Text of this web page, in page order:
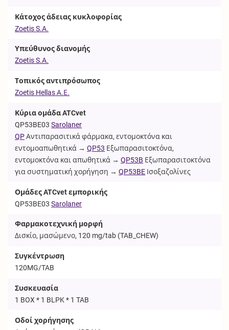
Κάτοχος άδειας κυκλοφορίας
Zoetis S.A.
Υπεύθυνος διανομής
Zoetis S.A.
Τοπικός αντιπρόσωπος
Zoetis Hellas Α.Ε.
Κύρια ομάδα ATCvet
QP53BE03 Sarolaner
QPΑντιπαρασιτικά φάρμακα, εντομοκτόνα και
εντομοαπωθητικά →QP53 Εξωπαρασιτοκτόνα,
εντομοκτόνα και απωθητικά →QP53B Εξωπαρασιτοκτόνα
για συστηματική χορήγηση →QP53BE Ισοξαζολίνες
Ομάδες ATCvet εμπορικής
QP53BE03 Sarolaner
Φαρμακοτεχνική μορφή
Δισκίο, μασώμενο, 120 mg/tab (TAB_CHEW)
Συγκέντρωση
120MG/TAB
Συσκευασία
1 BOX * 1 BLPK * 1 TAB
Οδοί χορήγησης